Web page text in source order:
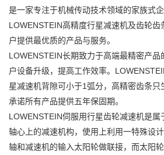
是一家专注于机械传动技术领域的家族式
LOWENSTEIN高精度行星减速机及齿轮
户提供最优质的产品与服务。
LOWENSTEIN长期致力于高端最精密产
户设备升级，提高工作效率。
星减速机背隙可小于1弧分，高精密齿条
承诺所有产品提供五年保固期。
LOWENSTEIN伺服用行星齿轮减速机是
轴心上的减速机构，使用上利用一特殊设
轴和减速机的输入太阳轮做联接，而太阳